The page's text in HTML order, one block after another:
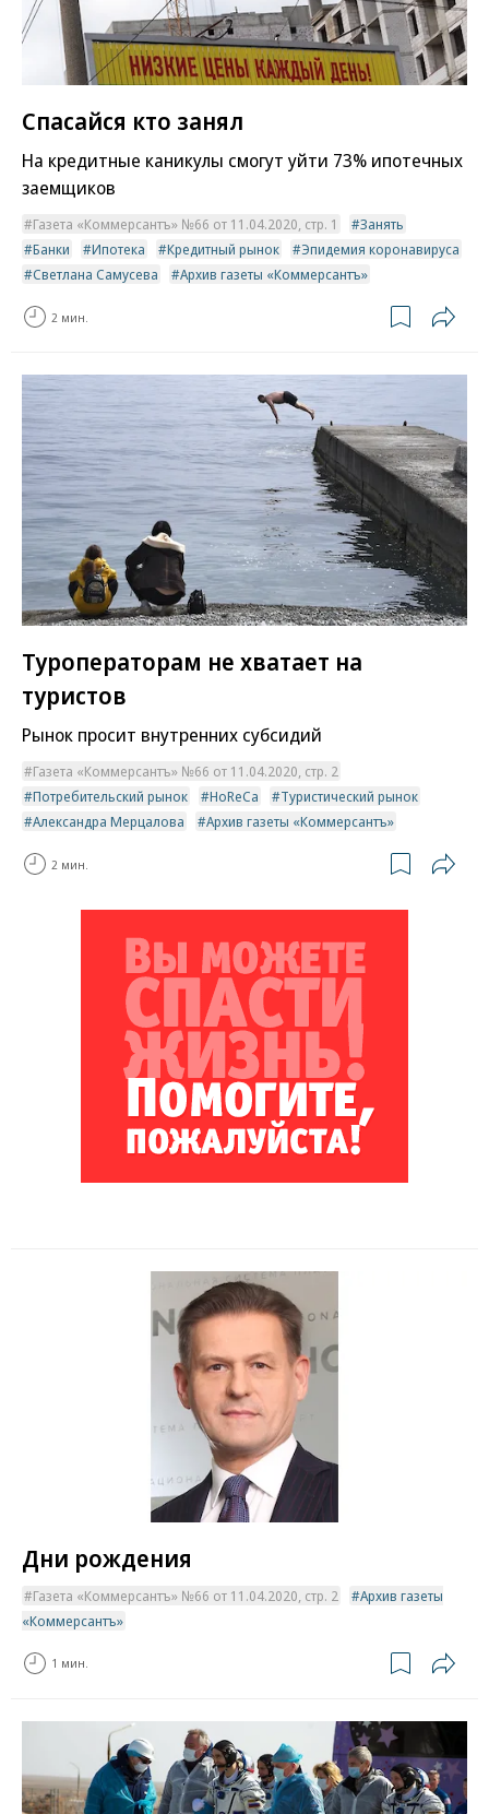
Спасайся кто занял
На кредитные каникулы смогут уйти 73% ипотечных
заемщиков
Газета «Коммерсантъ» №66 от 11.04.2020, стр. 1
Занять
Банки
Ипотека Кредитный рынок
Эпидемия коронавируса
Светлана Самусева
Архив газеты «Коммерсантъ»
2 мин.
Туроператорам не хватает на
туристов
Рынок просит внутренних субсидий
Газета «Коммерсантъ» №66 от 11.04.2020, стр. 2
Потребительский рынок
HoReCa
Туристический рынок
Александра Мерцалова
Архив газеты «Коммерсантъ»
2 мин.
Дни рождения
Газета «Коммерсантъ» №66 от 11.04.2020, стр. 2
Архив газеты
«Коммерсантъ»
1 мин.